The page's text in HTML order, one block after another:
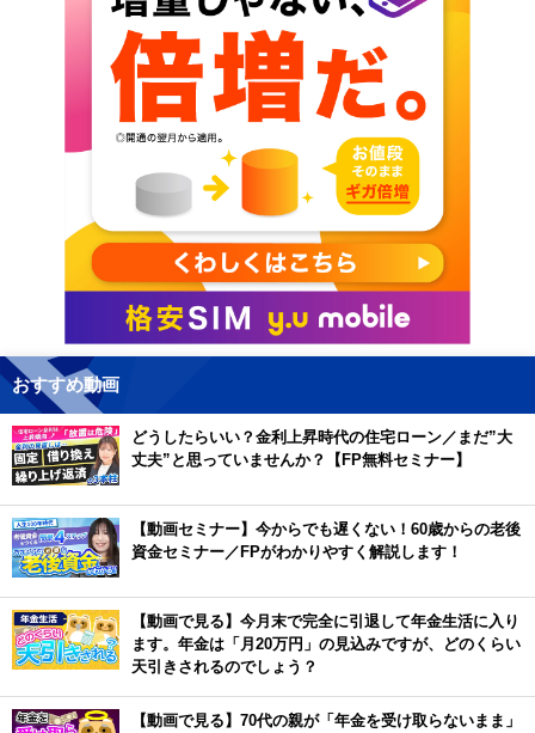
おすすめ動画
どうしたらいい？金利上昇時代の住宅ローン／まだ”大
丈夫”と思っていませんか？【FP無料セミナー】
【動画セミナー】今からでも遅くない！60歳からの老後
資金セミナー／FPがわかりやすく解説します！
【動画で見る】今月末で完全に引退して年金生活に入り
ます。年金は「月20万円」の見込みですが、どのくらい
天引きされるのでしょう？
【動画で見る】70代の親が「年金を受け取らないまま」